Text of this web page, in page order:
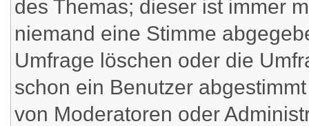
des Themas; dieser ist immer
niemand eine Stimme
Umfrage löschen oder die
schon ein Benutzer
von Moderatoren oder